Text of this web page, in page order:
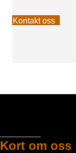
Kontakt oss
Kort om oss